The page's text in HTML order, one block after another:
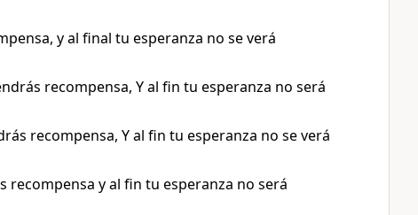
y al final tu esperanza no se verá
recompensa, Y al fin tu esperanza no será
recompensa, Y al fin tu esperanza no se verá
recompensa y al fin tu esperanza no será